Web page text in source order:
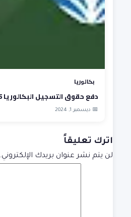
بكالوريا
دفع حقوق التسجيل البكالوريا 2025 للنظاميين المتمدرسين
📅 ديسمبر 1, 2024
اترك تعليقاً
لن يتم نشر عنوان بريدك الإلكتروني.